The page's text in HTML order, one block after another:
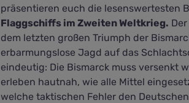
präsentieren euch die lesenswertesten
Flaggschiffs im Zweiten Weltkrieg.
dem letzten großen Triumph der
erbarmungslose Jagd auf das
eindeutig: Die Bismarck muss versenkt
erleben hautnah, wie alle Mittel
welche taktischen Fehler den